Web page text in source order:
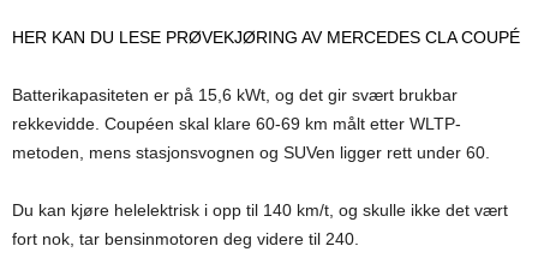
HER KAN DU LESE PRØVEKJØRING AV MERCEDES CLA COUPÉ
Batterikapasiteten er på 15,6 kWt, og det gir svært brukbar
rekkevidde. Coupéen skal klare 60-69 km målt etter WLTP-
metoden, mens stasjonsvognen og SUVen ligger rett under 60.
Du kan kjøre helelektrisk i opp til 140 km/t, og skulle ikke det vært
fort nok, tar bensinmotoren deg videre til 240.